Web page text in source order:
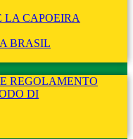
LA CAPOEIRA
BRASIL
REGOLAMENTO
DI